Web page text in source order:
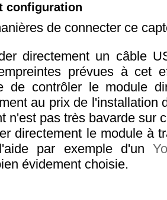
configuration
de connecter ce
directement un câble
prévues à cet
de contrôler le module
au prix de l'installation
n'est pas très bavarde sur
directement le module à
par exemple d'un
évidement choisie.